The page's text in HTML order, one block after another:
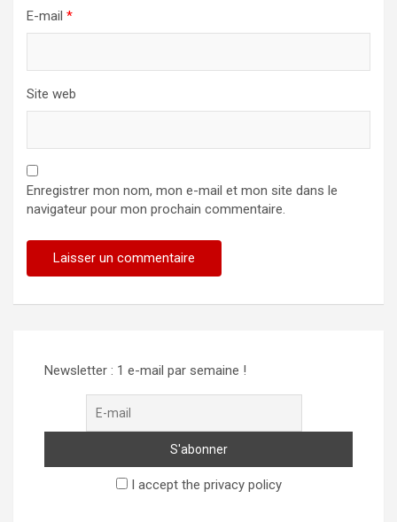
E-mail *
Site web
Enregistrer mon nom, mon e-mail et mon site dans le
navigateur pour mon prochain commentaire.
Newsletter : 1 e-mail par semaine !
I accept the privacy policy